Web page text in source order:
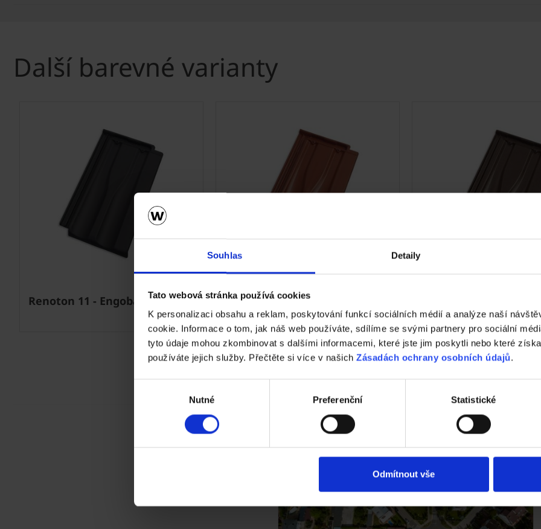
Souhlas Detaily
Tato webová stránka používá cookies
K personalizaci obsahu a reklam, poskytování funkcí sociálních médií a analýze naší
cookie. Informace o tom, jak náš web používáte, sdílíme se svými partnery pro sociální
tyto údaje mohou zkombinovat s dalšími informacemi, které jste jim poskytli nebo které
používáte jejich služby. Přečtěte si více v našich Zásadách ochrany osobních údajů.
Nutné Preferenční Statistické
Odmítnout vše
Další barevné varianty
Renoton 11 - Engoba grafen Renoton 11 - Engoba červená
Reference Tondach